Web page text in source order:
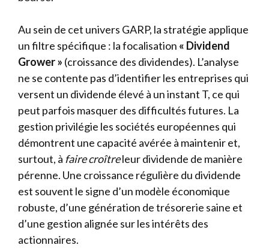
Au sein de cet univers GARP, la stratégie applique
un filtre spécifique : la focalisation « Dividend
Grower » (croissance des dividendes). L’analyse
ne se contente pas d’identifier les entreprises qui
versent un dividende élevé à un instant T, ce qui
peut parfois masquer des difficultés futures. La
gestion privilégie les sociétés européennes qui
démontrent une capacité avérée à maintenir et,
surtout, à faire croîtreleur dividende de manière
pérenne. Une croissance régulière du dividende
est souvent le signe d’un modèle économique
robuste, d’une génération de trésorerie saine et
d’une gestion alignée sur les intérêts des
actionnaires.